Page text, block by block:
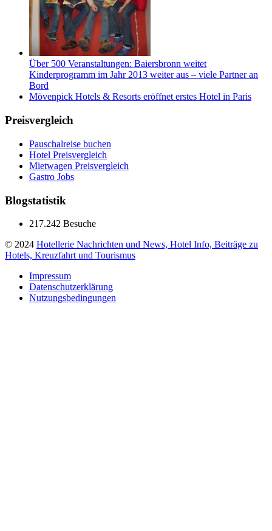
Über 500 Veranstaltungen: Baiersbronn weitet
Kinderprogramm im Jahr 2013 weiter aus – viele Partner an
Bord
Mövenpick Hotels & Resorts eröffnet erstes Hotel in Paris
Preisvergleich
Pauschalreise buchen
Hotel Preisvergleich
Mietwagen Preisvergleich
Gastro Jobs
Blogstatistik
217.242 Besuche
© 2024 Hotellerie Nachrichten und News, Hotel Info, Beiträge zu
Hotels, Kreuzfahrt und Tourismus
Impressum
Datenschutzerklärung
Nutzungsbedingungen